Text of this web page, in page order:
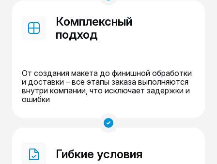
Комплексный
подход
От создания макета до финишной обработки
и доставки – все этапы заказа выполняются
внутри компании, что исключает задержки и
ошибки
Гибкие условия